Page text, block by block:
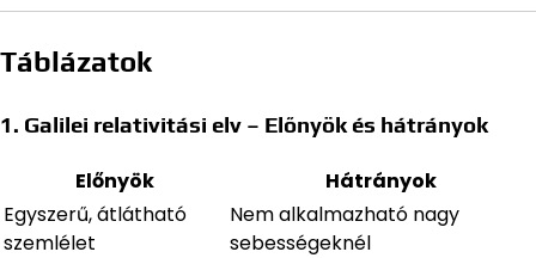
Táblázatok
1. Galilei relativitási elv – Előnyök és hátrányok
Előnyök
Hátrányok
Egyszerű, átlátható
szemlélet
Nem alkalmazható nagy
sebességeknél